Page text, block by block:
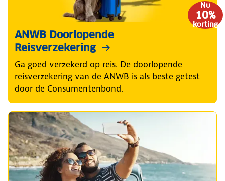
Nu
10%
korting
ANWB Doorlopende
Reisverzekering
Ga goed verzekerd op reis. De doorlopende
reisverzekering van de ANWB is als beste getest
door de Consumentenbond.